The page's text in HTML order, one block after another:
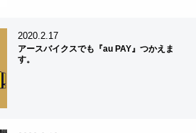
2020.2.17
アースバイクスでも『au PAY』つかえま
す。